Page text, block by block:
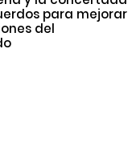
para mejorar
del